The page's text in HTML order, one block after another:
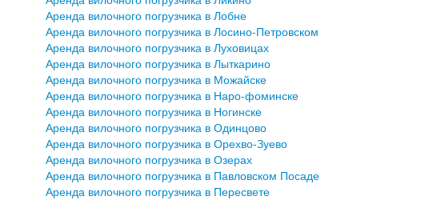
Аренда вилочного погрузчика в Лобне
Аренда вилочного погрузчика в Лосино-Петровском
Аренда вилочного погрузчика в Луховицах
Аренда вилочного погрузчика в Лыткарино
Аренда вилочного погрузчика в Можайске
Аренда вилочного погрузчика в Наро-фоминске
Аренда вилочного погрузчика в Ногинске
Аренда вилочного погрузчика в Одинцово
Аренда вилочного погрузчика в Орехво-Зуево
Аренда вилочного погрузчика в Озерах
Аренда вилочного погрузчика в Павловском Посаде
Аренда вилочного погрузчика в Пересвете